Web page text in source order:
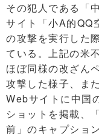
その犯人である「
サイト「小A的QQ
の攻撃を実行した
ている。上記の米
ほぼ同様の改ざん
攻撃した様子、ま
Webサイトに中国
ショットを掲載、
前」のキャプショ